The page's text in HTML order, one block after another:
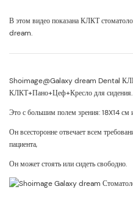
В этом видео показана КЛКТ
dream.
Shoimage@Galaxy dream Dental
КЛКТ+Пано+Цеф+Кресло для сидения.
Это с большим полем зрения: 18X14 см
Он всесторонне отвечает всем
пациента,
Он может стоять или сидеть свободно.